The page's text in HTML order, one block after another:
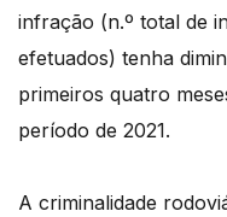
infração (n.º total de
efetuados) tenha
primeiros quatro
período de 2021.
A criminalidade